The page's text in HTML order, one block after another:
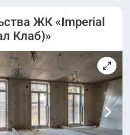
строительство.pdf
ЖК «Imperial
Клаб)»